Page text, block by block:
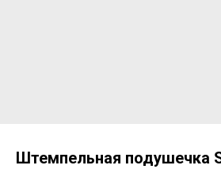
Штемпельная подушечка